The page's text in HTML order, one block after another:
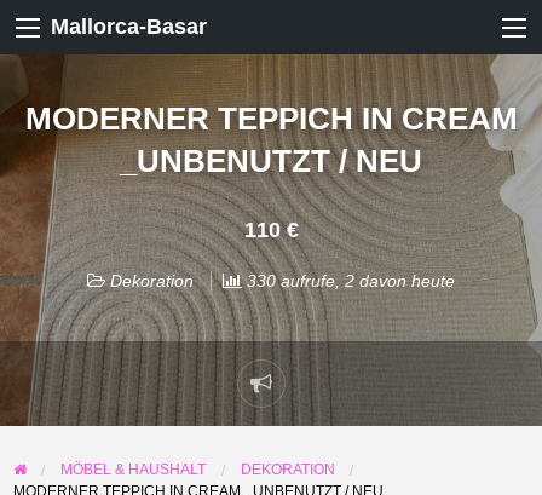
Mallorca-Basar
MODERNER TEPPICH IN CREAM
_UNBENUTZT / NEU
110 €
Dekoration 330 aufrufe, 2 davon heute
Problem
melden
MÖBEL & HAUSHALT
DEKORATION
MODERNER TEPPICH IN CREAM _UNBENUTZT / NEU